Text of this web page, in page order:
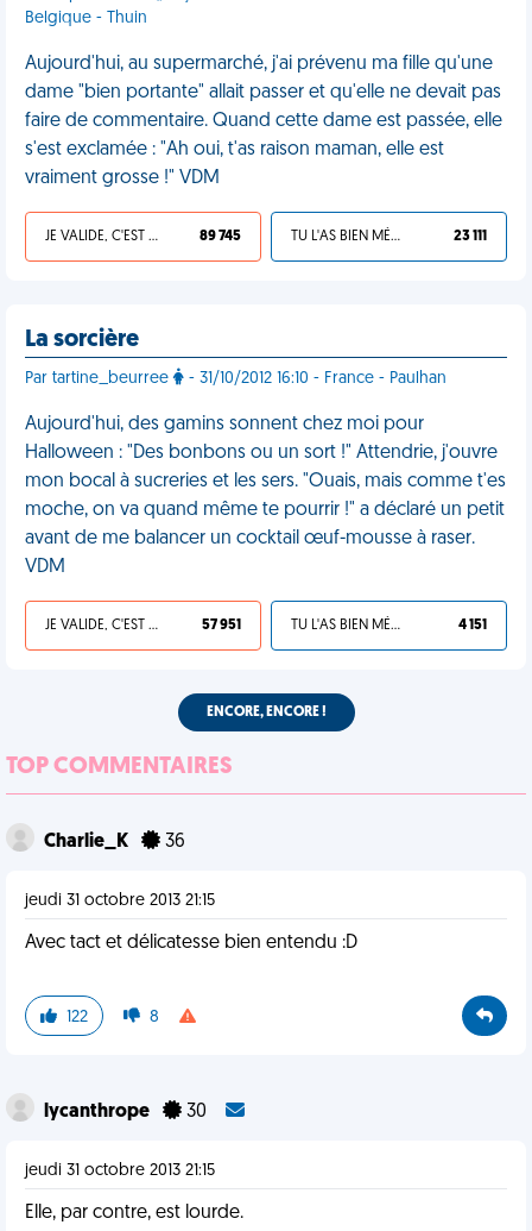
Belgique - Thuin
Aujourd'hui, au supermarché, j'ai prévenu ma fille qu'une
dame "bien portante" allait passer et qu'elle ne devait pas
faire de commentaire. Quand cette dame est passée, elle
s'est exclamée : "Ah oui, t'as raison maman, elle est
vraiment grosse !" VDM
JE VALIDE, C'EST UNE VDM 89 745 TU L'AS BIEN MÉRITÉ 23 111
La sorcière
Par tartine_beurree - 31/10/2012 16:10 - France - Paulhan
Aujourd'hui, des gamins sonnent chez moi pour
Halloween : "Des bonbons ou un sort !" Attendrie, j'ouvre
mon bocal à sucreries et les sers. "Ouais, mais comme t'es
moche, on va quand même te pourrir !" a déclaré un petit
avant de me balancer un cocktail œuf-mousse à raser.
VDM
JE VALIDE, C'EST UNE VDM 57 951 TU L'AS BIEN MÉRITÉ 4 151
ENCORE, ENCORE !
TOP COMMENTAIRES
Charlie_K 36
jeudi 31 octobre 2013 21:15
Avec tact et délicatesse bien entendu :D
122 8
lycanthrope 30
jeudi 31 octobre 2013 21:15
Elle, par contre, est lourde.